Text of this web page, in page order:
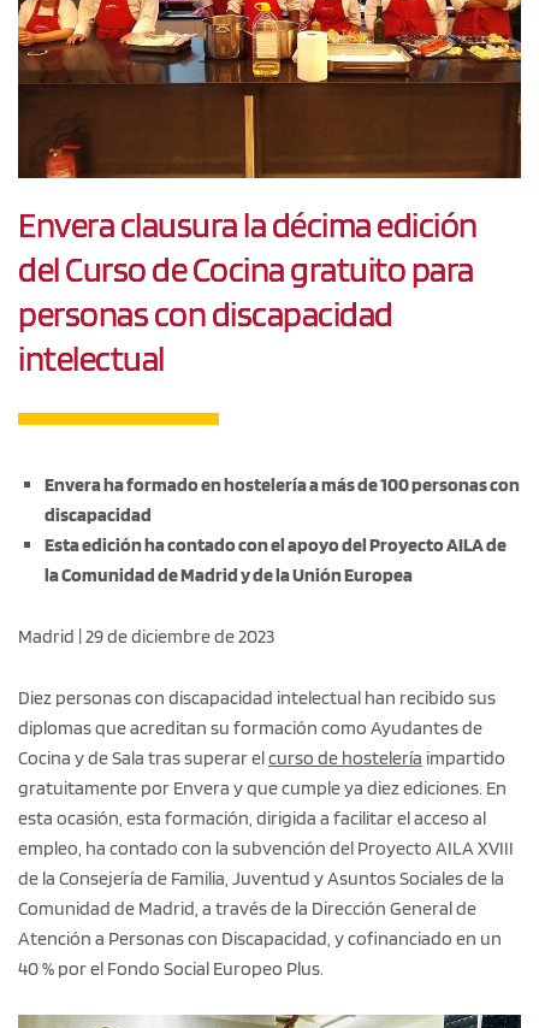
Envera clausura la décima edición
del Curso de Cocina gratuito para
personas con discapacidad
intelectual
Envera ha formado en hostelería a más de 100 personas con
discapacidad
Esta edición ha contado con el apoyo del Proyecto AILA de
la Comunidad de Madrid y de la Unión Europea
Madrid | 29 de diciembre de 2023
Diez personas con discapacidad intelectual han recibido sus
diplomas que acreditan su formación como Ayudantes de
Cocina y de Sala tras superar elcurso de hostelería impartido
gratuitamente por Envera y que cumple ya diez ediciones. En
esta ocasión, esta formación, dirigida a facilitar el acceso al
empleo, ha contado con la subvención del Proyecto AILA XVIII
de la Consejería de Familia, Juventud y Asuntos Sociales de la
Comunidad de Madrid, a través de la Dirección General de
Atención a Personas con Discapacidad, y cofinanciado en un
40 % por el Fondo Social Europeo Plus.